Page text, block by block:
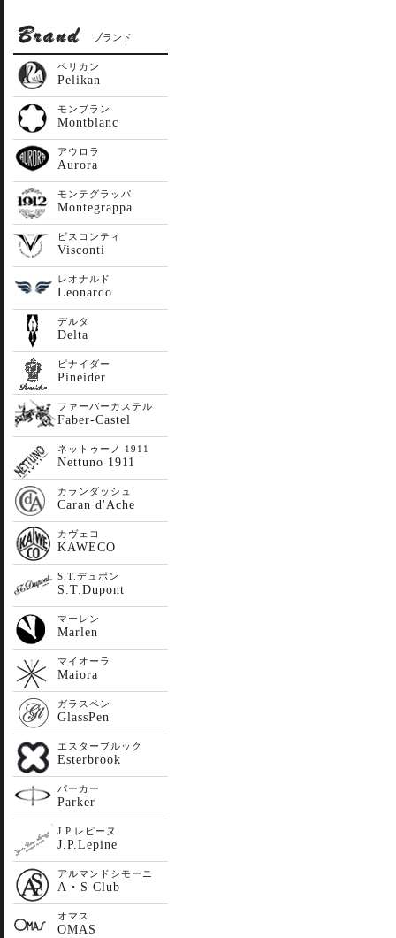
ブランド
ペリカン
Pelikan
モンブラン
Montblanc
アウロラ
Aurora
モンテグラッパ
Montegrappa
ビスコンティ
Visconti
レオナルド
Leonardo
デルタ
Delta
ピナイダー
Pineider
ファーバーカステル
Faber-Castel
ネットゥーノ 1911
Nettuno 1911
カランダッシュ
Caran d'Ache
カヴェコ
KAWECO
S.T.デュポン
S.T.Dupont
マーレン
Marlen
マイオーラ
Maiora
ガラスペン
GlassPen
エスターブルック
Esterbrook
パーカー
Parker
J.P.レピーヌ
J.P.Lepine
アルマンドシモーニ
A・S Club
オマス
OMAS